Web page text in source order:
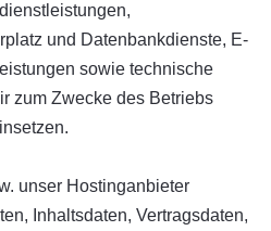
und Datenbankdienste, E-
sowie technische
zum Zwecke des Betriebs
unser Hostinganbieter
Inhaltsdaten, Vertragsdaten,